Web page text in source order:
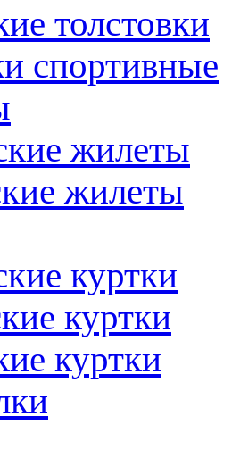
толстовки
спортивные
жилеты
жилеты
куртки
куртки
куртки